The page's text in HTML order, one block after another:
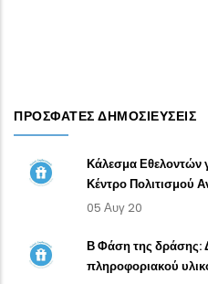
ΠΡΌΣΦΑΤΕΣ ΔΗΜΟΣΙΕΎΣΕΙΣ
Κάλεσμα Εθελοντών
Κέντρο Πολιτισμού
05 Αυγ 20
Β Φάση της δράσης:
πληροφοριακού